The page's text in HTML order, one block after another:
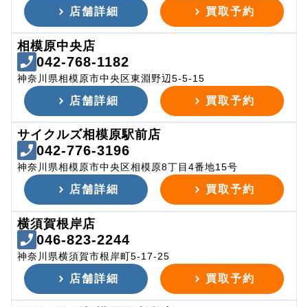
店舗詳細 買取予約
相模原中央店
042-768-1182
神奈川県相模原市中央区東淵野辺5-5-15
店舗詳細 買取予約
サイクルズ相模原駅前店
042-776-3196
神奈川県相模原市中央区相模原8丁目4番地15号
店舗詳細 買取予約
横須賀根岸店
046-823-2244
神奈川県横須賀市根岸町5-17-25
店舗詳細 買取予約